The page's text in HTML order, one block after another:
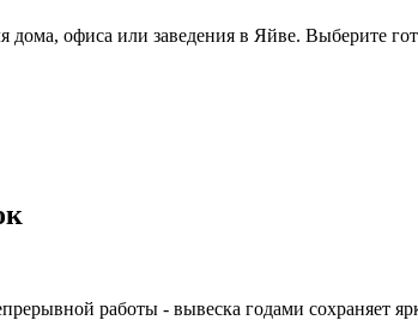
офиса или заведения в Яйве. Выберите
работы - вывеска годами сохраняет